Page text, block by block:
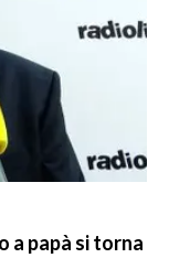
a papà si torna